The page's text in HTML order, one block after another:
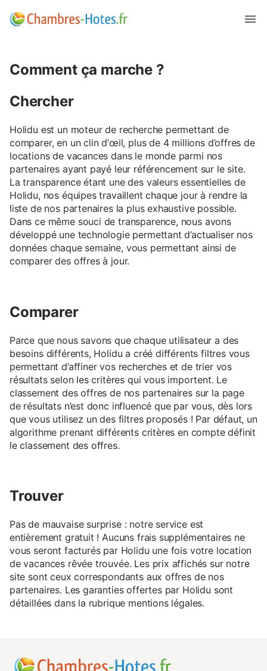
Comment ça marche ?
Chercher
Holidu est un moteur de recherche permettant de
comparer, en un clin d’œil, plus de 4 millions d’offres de
locations de vacances dans le monde parmi nos
partenaires ayant payé leur référencement sur le site.
La transparence étant une des valeurs essentielles de
Holidu, nos équipes travaillent chaque jour à rendre la
liste de nos partenaires la plus exhaustive possible.
Dans ce même souci de transparence, nous avons
développé une technologie permettant d’actualiser nos
données chaque semaine, vous permettant ainsi de
comparer des offres à jour.
Comparer
Parce que nous savons que chaque utilisateur a des
besoins différents, Holidu a créé différents filtres vous
permettant d’affiner vos recherches et de trier vos
résultats selon les critères qui vous importent. Le
classement des offres de nos partenaires sur la page
de résultats n’est donc influencé que par vous, dès lors
que vous utilisez un des filtres proposés ! Par défaut, un
algorithme prenant différents critères en compte définit
le classement des offres.
Trouver
Pas de mauvaise surprise : notre service est
entièrement gratuit ! Aucuns frais supplémentaires ne
vous seront facturés par Holidu une fois votre location
de vacances rêvée trouvée. Les prix affichés sur notre
site sont ceux correspondants aux offres de nos
partenaires. Les garanties offertes par Holidu sont
détaillées dans la rubrique mentions légales.